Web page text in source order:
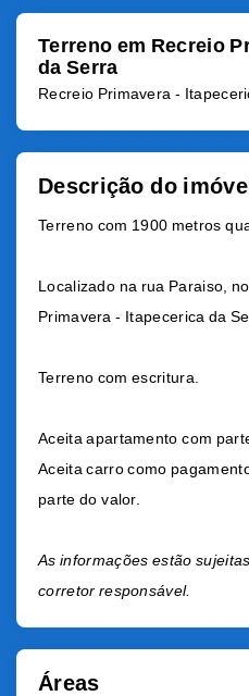
Terreno em Recreio
da Serra
Recreio Primavera -
Descrição do imóvel
Terreno com 1900 metros
Localizado na rua Paraiso,
Primavera - Itapecerica da
Terreno com escritura.
Aceita apartamento com
Aceita carro como
parte do valor.
As informações estão
corretor responsável.
Áreas